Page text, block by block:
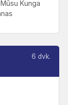
Kunga
6 dvk.